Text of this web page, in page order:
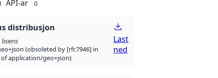
API-ar 0
distribusjon
lisens
(obsoleted by [rfc7946] in
application/geo+json)
Last
ned